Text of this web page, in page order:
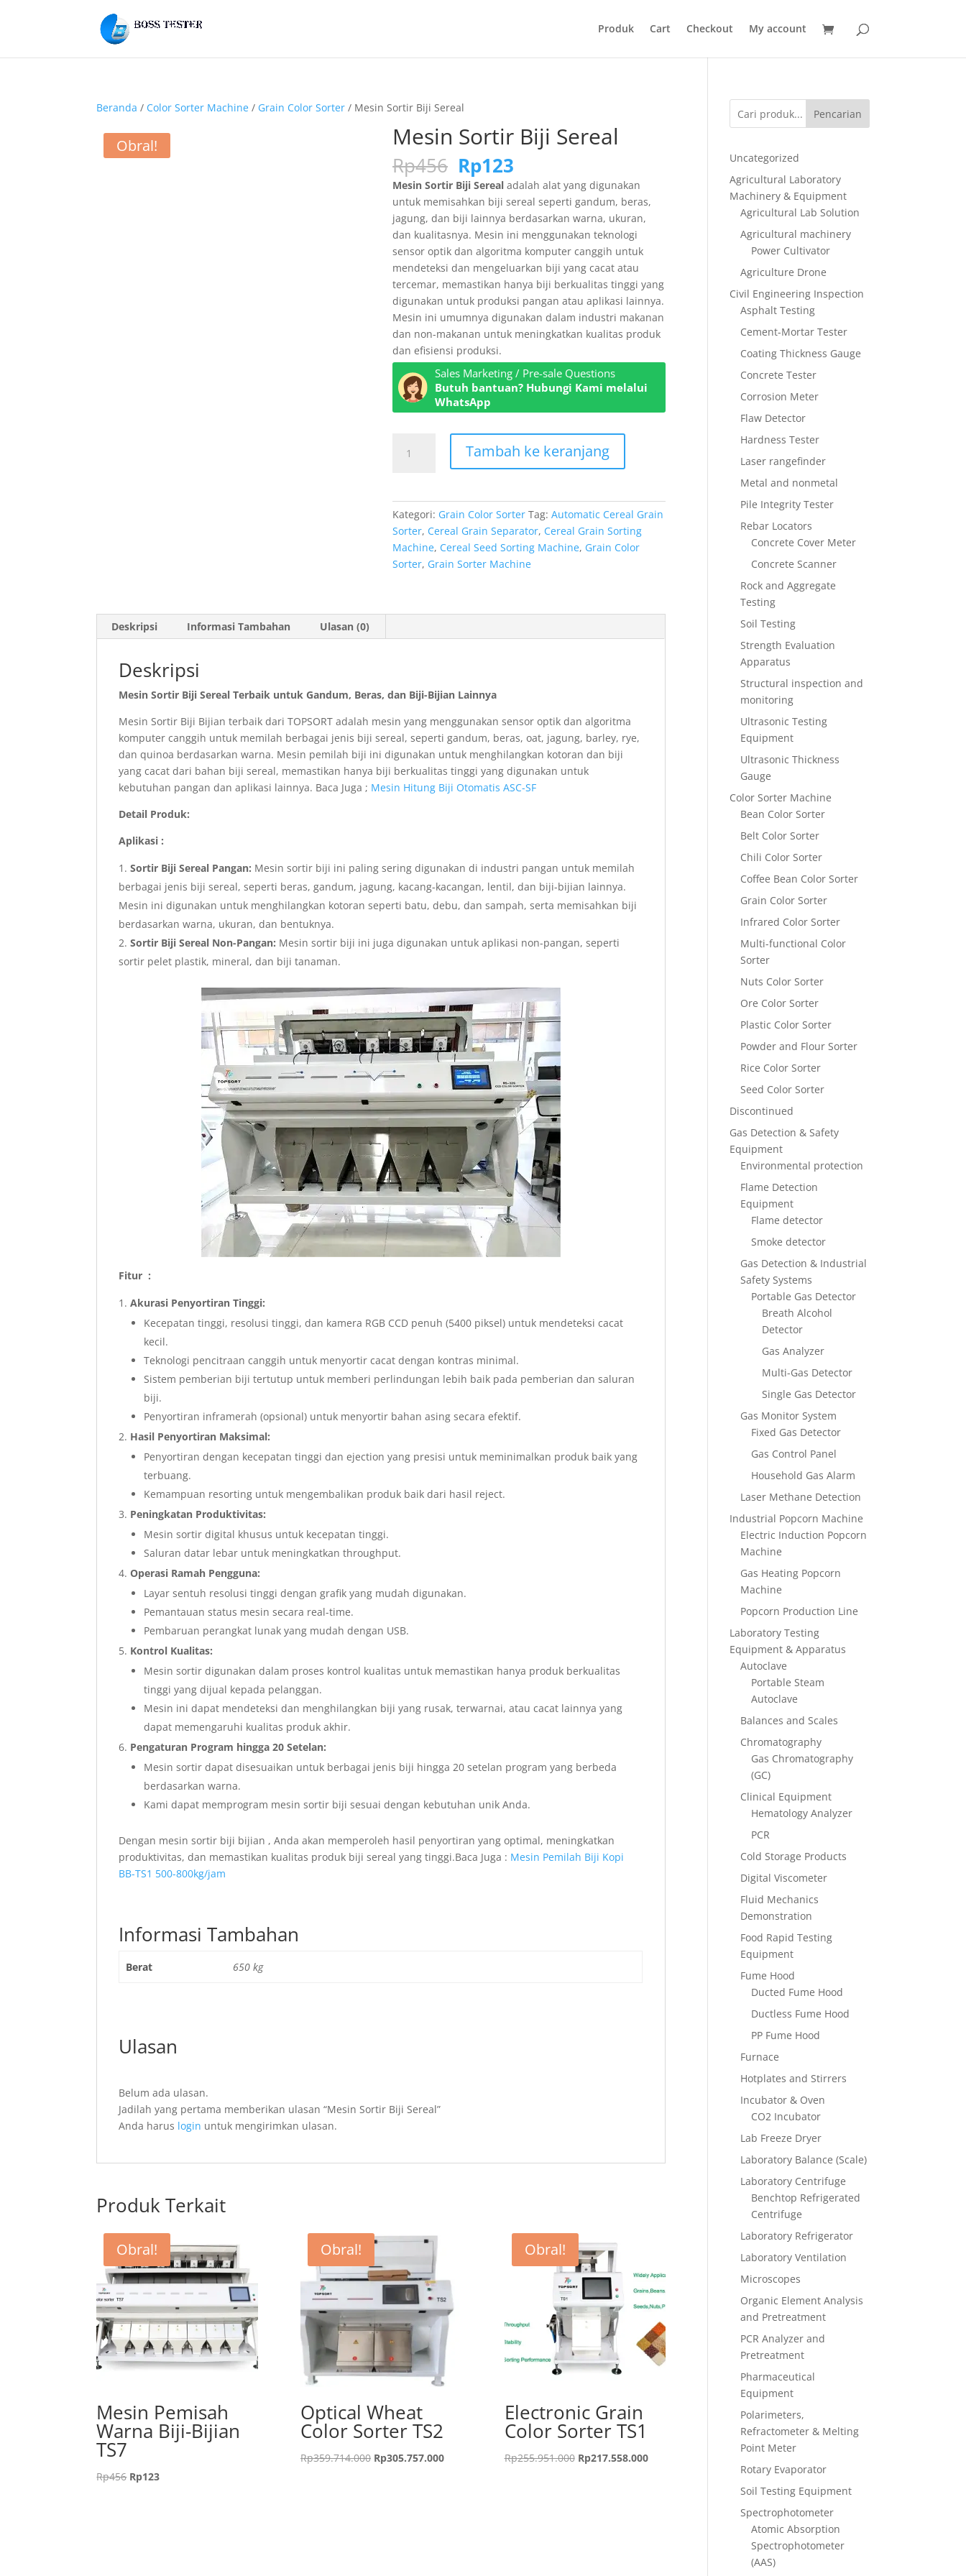
Produk Cart Checkout My account
Beranda / Color Sorter Machine / Grain Color Sorter / Mesin Sortir Biji Sereal
Obral! Mesin Sortir Biji Sereal
Rp456 Harga
aslinya
adalah:
Rp456.
Rp123
saat
ini
adalah:
Rp123.
Mesin Sortir Biji Sereal adalah alat yang digunakan
untuk memisahkan biji sereal seperti gandum, beras,
jagung, dan biji lainnya berdasarkan warna, ukuran,
dan kualitasnya. Mesin ini menggunakan teknologi
sensor optik dan algoritma komputer canggih untuk
mendeteksi dan mengeluarkan biji yang cacat atau
tercemar, memastikan hanya biji berkualitas tinggi yang
digunakan untuk produksi pangan atau aplikasi lainnya.
Mesin ini umumnya digunakan dalam industri makanan
dan non-makanan untuk meningkatkan kualitas produk
dan efisiensi produksi.
Sales Marketing / Pre-sale Questions
Butuh bantuan? Hubungi Kami melalui
WhatsApp
Mesin
Tambah ke keranjang
Kategori: Grain Color Sorter Tag:Automatic Cereal Grain
Sorter, Cereal Grain Separator, Cereal Grain Sorting
Machine, Cereal Seed Sorting Machine, Grain Color
Sorter, Grain Sorter Machine
Deskripsi Informasi Tambahan Ulasan (0)
Deskripsi
Mesin Sortir Biji Sereal Terbaik untuk Gandum, Beras, dan Biji-Bijian Lainnya
Mesin Sortir Biji Bijian terbaik dari TOPSORT adalah mesin yang menggunakan sensor optik dan algoritma
komputer canggih untuk memilah berbagai jenis biji sereal, seperti gandum, beras, oat, jagung, barley, rye,
dan quinoa berdasarkan warna. Mesin pemilah biji ini digunakan untuk menghilangkan kotoran dan biji
yang cacat dari bahan biji sereal, memastikan hanya biji berkualitas tinggi yang digunakan untuk
kebutuhan pangan dan aplikasi lainnya. Baca Juga ; Mesin Hitung Biji Otomatis ASC-SF
Detail Produk:
Aplikasi :
Sortir Biji Sereal Pangan: Mesin sortir biji ini paling sering digunakan di industri pangan untuk memilah
berbagai jenis biji sereal, seperti beras, gandum, jagung, kacang-kacangan, lentil, dan biji-bijian lainnya.
Mesin ini digunakan untuk menghilangkan kotoran seperti batu, debu, dan sampah, serta memisahkan biji
berdasarkan warna, ukuran, dan bentuknya.
Sortir Biji Sereal Non-Pangan: Mesin sortir biji ini juga digunakan untuk aplikasi non-pangan, seperti
sortir pelet plastik, mineral, dan biji tanaman.
Fitur :
Akurasi Penyortiran Tinggi:
Kecepatan tinggi, resolusi tinggi, dan kamera RGB CCD penuh (5400 piksel) untuk mendeteksi cacat
kecil.
Teknologi pencitraan canggih untuk menyortir cacat dengan kontras minimal.
Sistem pemberian biji tertutup untuk memberi perlindungan lebih baik pada pemberian dan saluran
biji.
Penyortiran inframerah (opsional) untuk menyortir bahan asing secara efektif.
Hasil Penyortiran Maksimal:
Penyortiran dengan kecepatan tinggi dan ejection yang presisi untuk meminimalkan produk baik yang
terbuang.
Kemampuan resorting untuk mengembalikan produk baik dari hasil reject.
Peningkatan Produktivitas:
Mesin sortir digital khusus untuk kecepatan tinggi.
Saluran datar lebar untuk meningkatkan throughput.
Operasi Ramah Pengguna:
Layar sentuh resolusi tinggi dengan grafik yang mudah digunakan.
Pemantauan status mesin secara real-time.
Pembaruan perangkat lunak yang mudah dengan USB.
Kontrol Kualitas:
Mesin sortir digunakan dalam proses kontrol kualitas untuk memastikan hanya produk berkualitas
tinggi yang dijual kepada pelanggan.
Mesin ini dapat mendeteksi dan menghilangkan biji yang rusak, terwarnai, atau cacat lainnya yang
dapat memengaruhi kualitas produk akhir.
Pengaturan Program hingga 20 Setelan:
Mesin sortir dapat disesuaikan untuk berbagai jenis biji hingga 20 setelan program yang berbeda
berdasarkan warna.
Kami dapat memprogram mesin sortir biji sesuai dengan kebutuhan unik Anda.
Dengan mesin sortir biji bijian , Anda akan memperoleh hasil penyortiran yang optimal, meningkatkan
produktivitas, dan memastikan kualitas produk biji sereal yang tinggi.Baca Juga : Mesin Pemilah Biji Kopi
BB-TS1 500-800kg/jam
Informasi Tambahan
Berat 650 kg
Ulasan
Belum ada ulasan.
Jadilah yang pertama memberikan ulasan “Mesin Sortir Biji Sereal”
Anda harus login untuk mengirimkan ulasan.
Produk Terkait
Obral!
Mesin Pemisah
Warna Biji-Bijian
TS7
Rp456 Harga
Rp123Harga
Obral!
Optical Wheat
Color Sorter TS2
Rp359.714.000 Harga
Rp305.757.000Harga
Obral!
Electronic Grain
Color Sorter TS1
Rp255.951.000 Harga
Rp217.558.000Harga
Pencarian
Uncategorized
Agricultural Laboratory
Machinery & Equipment
Agricultural Lab Solution
Agricultural machinery
Power Cultivator
Agriculture Drone
Civil Engineering Inspection
Asphalt Testing
Cement-Mortar Tester
Coating Thickness Gauge
Concrete Tester
Corrosion Meter
Flaw Detector
Hardness Tester
Laser rangefinder
Metal and nonmetal
Pile Integrity Tester
Rebar Locators
Concrete Cover Meter
Concrete Scanner
Rock and Aggregate
Testing
Soil Testing
Strength Evaluation
Apparatus
Structural inspection and
monitoring
Ultrasonic Testing
Equipment
Ultrasonic Thickness
Gauge
Color Sorter Machine
Bean Color Sorter
Belt Color Sorter
Chili Color Sorter
Coffee Bean Color Sorter
Grain Color Sorter
Infrared Color Sorter
Multi-functional Color
Sorter
Nuts Color Sorter
Ore Color Sorter
Plastic Color Sorter
Powder and Flour Sorter
Rice Color Sorter
Seed Color Sorter
Discontinued
Gas Detection & Safety
Equipment
Environmental protection
Flame Detection
Equipment
Flame detector
Smoke detector
Gas Detection & Industrial
Safety Systems
Portable Gas Detector
Breath Alcohol
Detector
Gas Analyzer
Multi-Gas Detector
Single Gas Detector
Gas Monitor System
Fixed Gas Detector
Gas Control Panel
Household Gas Alarm
Laser Methane Detection
Industrial Popcorn Machine
Electric Induction Popcorn
Machine
Gas Heating Popcorn
Machine
Popcorn Production Line
Laboratory Testing
Equipment & Apparatus
Autoclave
Portable Steam
Autoclave
Balances and Scales
Chromatography
Gas Chromatography
(GC)
Clinical Equipment
Hematology Analyzer
PCR
Cold Storage Products
Digital Viscometer
Fluid Mechanics
Demonstration
Food Rapid Testing
Equipment
Fume Hood
Ducted Fume Hood
Ductless Fume Hood
PP Fume Hood
Furnace
Hotplates and Stirrers
Incubator & Oven
CO2 Incubator
Lab Freeze Dryer
Laboratory Balance (Scale)
Laboratory Centrifuge
Benchtop Refrigerated
Centrifuge
Laboratory Refrigerator
Laboratory Ventilation
Microscopes
Organic Element Analysis
and Pretreatment
PCR Analyzer and
Pretreatment
Pharmaceutical
Equipment
Polarimeters,
Refractometer & Melting
Point Meter
Rotary Evaporator
Soil Testing Equipment
Spectrophotometer
Atomic Absorption
Spectrophotometer
(AAS)